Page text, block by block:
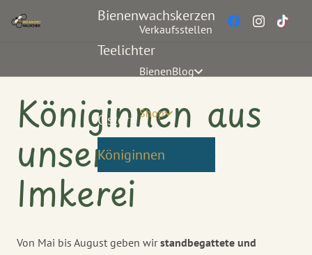
Verkaufsstellen
BienenBlog
Shop
Bienenwachskerzen
Teelichter
Ostern
Königinnen
Königinnen aus
unserer Bio-
Imkerei
Von Mai bis August geben wirstandbegattete und